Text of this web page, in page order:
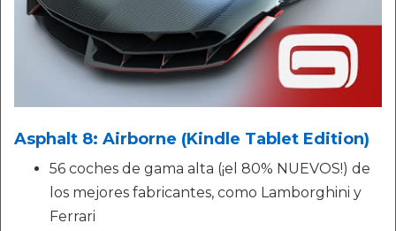
Asphalt 8: Airborne (Kindle Tablet Edition)
56 coches de gama alta (¡el 80% NUEVOS!) de
los mejores fabricantes, como Lamborghini y
Ferrari